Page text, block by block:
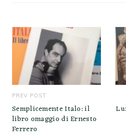
PREV POST
Semplicemente Italo: il
libro omaggio di Ernesto
Ferrero